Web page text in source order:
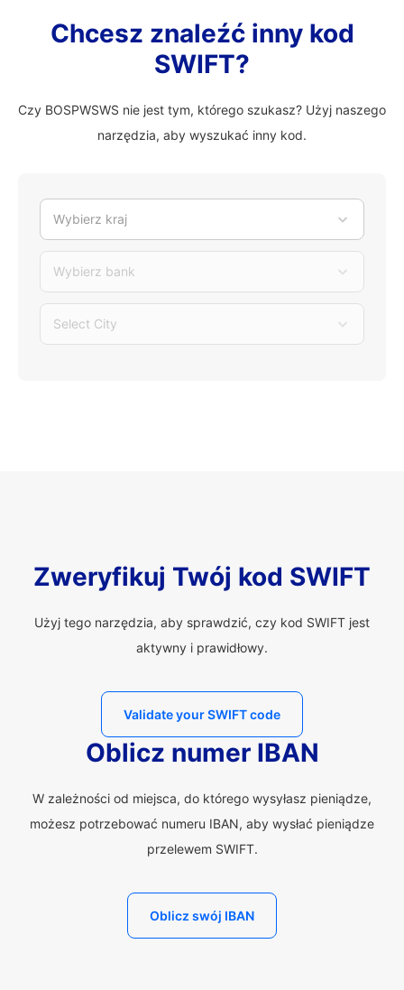
Chcesz znaleźć inny kod
SWIFT?
Czy BOSPWSWS nie jest tym, którego szukasz? Użyj naszego
narzędzia, aby wyszukać inny kod.
Wybierz kraj
Wybierz bank
Select City
Zweryfikuj Twój kod SWIFT
Użyj tego narzędzia, aby sprawdzić, czy kod SWIFT jest
aktywny i prawidłowy.
Validate your SWIFT code
Oblicz numer IBAN
W zależności od miejsca, do którego wysyłasz pieniądze,
możesz potrzebować numeru IBAN, aby wysłać pieniądze
przelewem SWIFT.
Oblicz swój IBAN